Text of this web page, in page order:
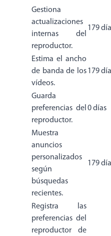
Gestiona
actualizaciones
internas del
reproductor.
179
Estima el ancho
de banda de los
vídeos.
179
Guarda
preferencias del
reproductor.
0 días
Muestra
anuncios
personalizados
según
búsquedas
recientes.
179
Registra las
preferencias del
reproductor de